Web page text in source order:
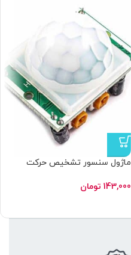
ماژول سنسور تشخیص حرکت
143,000 تومان